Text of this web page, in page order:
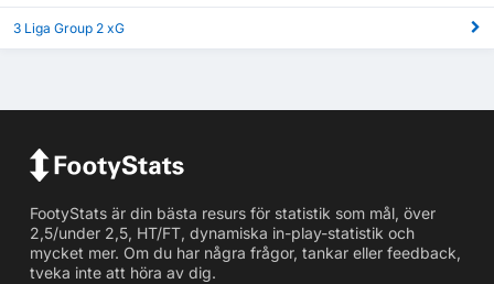
3 Liga Group 2 xG
FootyStats är din bästa resurs för statistik som mål, över
2,5/under 2,5, HT/FT, dynamiska in-play-statistik och
mycket mer. Om du har några frågor, tankar eller feedback,
tveka inte att höra av dig.